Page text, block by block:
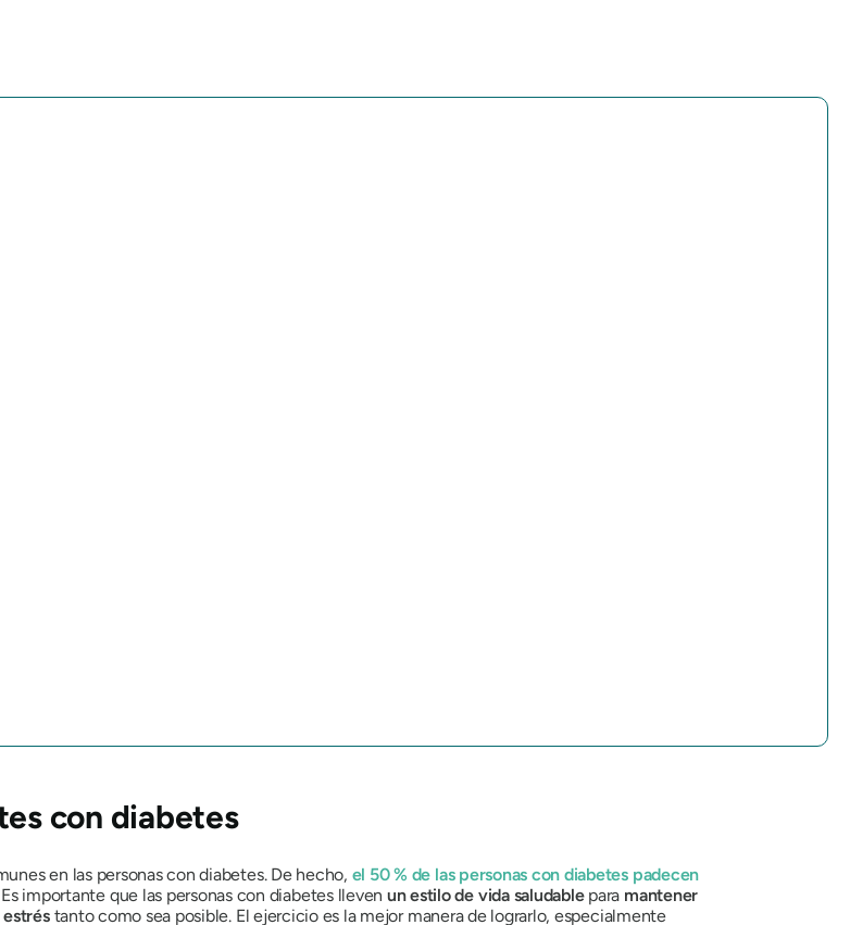
con diabetes
en las personas con diabetes. De hecho, el 50 % de las personas con diabetes padecen
importante que las personas con diabetes lleven un estilo de vida saludablepara mantener
tanto como sea posible. El ejercicio es la mejor manera de lograrlo, especialmente